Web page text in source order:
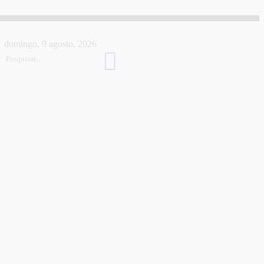
domingo, 9 agosto, 2026